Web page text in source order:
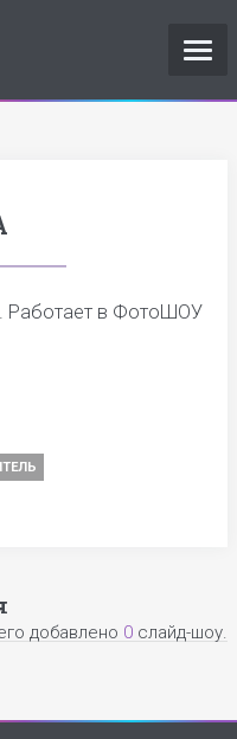
. Работает в ФотоШОУ
добавлено 0 слайд-шоу.